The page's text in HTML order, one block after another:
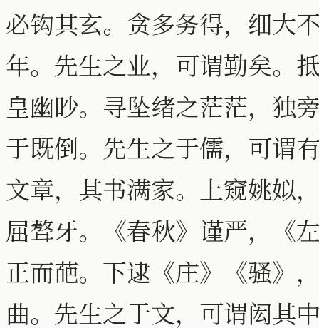
必钩其玄。贪多务得，细大
年。先生之业，可谓勤矣。
皇幽眇。寻坠绪之茫茫，独
于既倒。先生之于儒，可谓
文章，其书满家。上窥姚姒
屈聱牙。《春秋》谨严，《
正而葩。下逮《庄》《骚》
曲。先生之于文，可谓闳其